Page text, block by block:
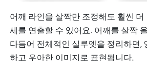
어깨 라인을 살짝만 조정해도 훨씬
세를 연출할 수 있어요. 어깨를 살짝
다듬어 전체적인 실루엣을 정리하면,
하고 우아한 이미지로 표현됩니다.